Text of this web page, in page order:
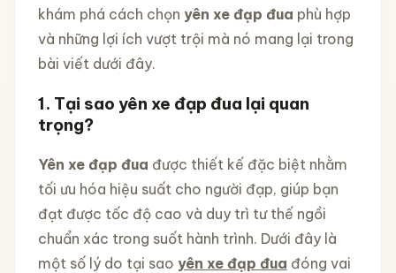
khám phá cách chọn yên xe đạp đua phù hợp
và những lợi ích vượt trội mà nó mang lại trong
bài viết dưới đây.
1. Tại sao yên xe đạp đua lại quan
trọng?
Yên xe đạp đua được thiết kế đặc biệt nhằm
tối ưu hóa hiệu suất cho người đạp, giúp bạn
đạt được tốc độ cao và duy trì tư thế ngồi
chuẩn xác trong suốt hành trình. Dưới đây là
một số lý do tại sao yên xe đạp đua đóng vai